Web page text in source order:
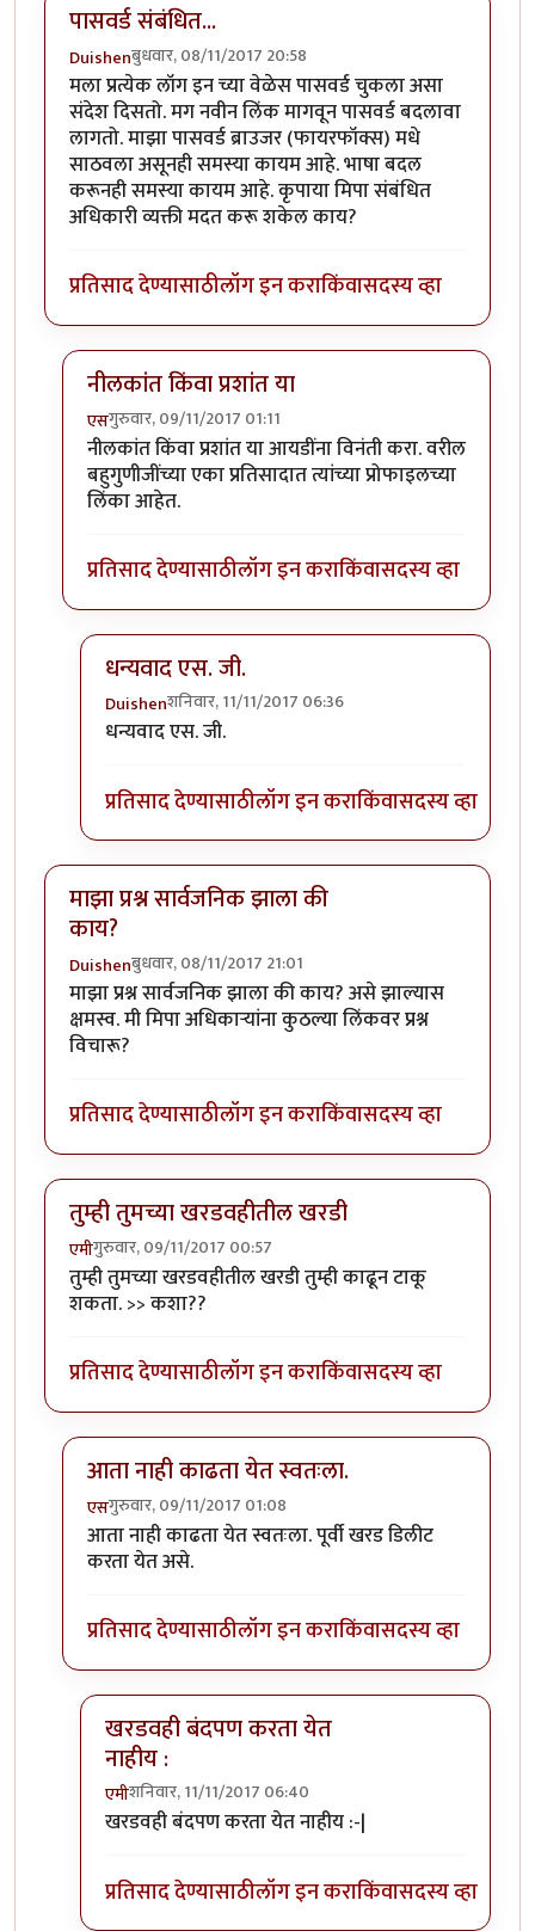
पासवर्ड संबंधित...
Duishenबुधवार, 08/11/2017 20:58
मला प्रत्येक लॉग इन च्या वेळेस पासवर्ड चुकला असा
संदेश दिसतो. मग नवीन लिंक मागवून पासवर्ड बदलावा
लागतो. माझा पासवर्ड ब्राउजर (फायरफॉक्स) मधे
साठवला असूनही समस्या कायम आहे. भाषा बदल
करूनही समस्या कायम आहे. कृपाया मिपा संबंधित
अधिकारी व्यक्ती मदत करू शकेल काय?
प्रतिसाद देण्यासाठीलॉग इन कराकिंवासदस्य व्हा
नीलकांत किंवा प्रशांत या
एसगुरुवार, 09/11/2017 01:11
In reply toपासवर्ड संबंधित...byDuishen
नीलकांत किंवा प्रशांत या आयडींना विनंती करा. वरील
बहुगुणीजींच्या एका प्रतिसादात त्यांच्या प्रोफाइलच्या
लिंका आहेत.
प्रतिसाद देण्यासाठीलॉग इन कराकिंवासदस्य व्हा
धन्यवाद एस. जी.
Duishenशनिवार, 11/11/2017 06:36
In reply toनीलकांत किंवा प्रशांत या
धन्यवाद एस. जी.
प्रतिसाद देण्यासाठीलॉग इन कराकिंवासदस्य व्हा
माझा प्रश्न सार्वजनिक झाला की
काय?
Duishenबुधवार, 08/11/2017 21:01
माझा प्रश्न सार्वजनिक झाला की काय? असे झाल्यास
क्षमस्व. मी मिपा अधिकाऱ्यांना कुठल्या लिंकवर प्रश्न
विचारू?
प्रतिसाद देण्यासाठीलॉग इन कराकिंवासदस्य व्हा
तुम्ही तुमच्या खरडवहीतील खरडी
एमीगुरुवार, 09/11/2017 00:57
तुम्ही तुमच्या खरडवहीतील खरडी तुम्ही काढून टाकू
शकता. >> कशा??
प्रतिसाद देण्यासाठीलॉग इन कराकिंवासदस्य व्हा
आता नाही काढता येत स्वतःला.
एसगुरुवार, 09/11/2017 01:08
In reply toतुम्ही तुमच्या खरडवहीतील खरडीby
आता नाही काढता येत स्वतःला. पूर्वी खरड डिलीट
करता येत असे.
प्रतिसाद देण्यासाठीलॉग इन कराकिंवासदस्य व्हा
खरडवही बंदपण करता येत
नाहीय :
एमीशनिवार, 11/11/2017 06:40
In reply toआता नाही काढता येत स्वतःला.
खरडवही बंदपण करता येत नाहीय :-|
प्रतिसाद देण्यासाठीलॉग इन कराकिंवासदस्य व्हा